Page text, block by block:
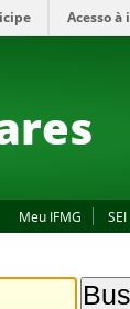
Acesso
Meu IFMG SEI